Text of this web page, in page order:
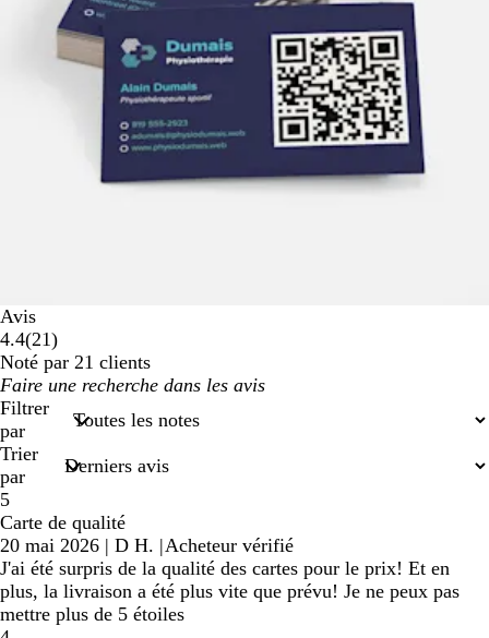
Avis
4.4(2121
avis
)
Noté par 21 clients
Mes
saisies
de
recherche
Filtrer
par
Trier
par
5
Carte de qualité
20 mai 2026 | D H. |Acheteur vérifié
J'ai été surpris de la qualité des cartes pour le prix! Et en
plus, la livraison a été plus vite que prévu! Je ne peux pas
mettre plus de 5 étoiles